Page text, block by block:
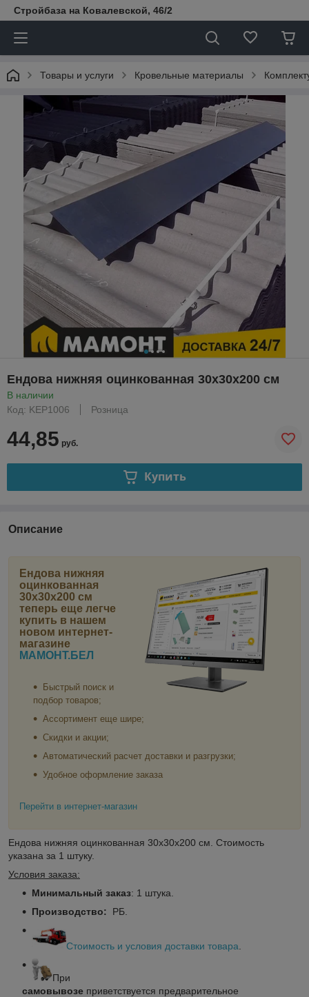
Стройбаза на Ковалевской, 46/2
Товары и услуги Кровельные материалы
Ендова нижняя оцинкованная 30x30x200 см
В наличии
Код: KEP1006
Розница
44,85 руб.
Купить
Описание
Ендова нижняя
оцинкованная
30x30x200 см
теперь еще легче
купить в нашем
новом интернет-
магазине
МАМОНТ.БЕЛ
Быстрый поиск и
подбор товаров;
Ассортимент еще шире;
Скидки и акции;
Автоматический расчет доставки и разгрузки;
Удобное оформление заказа
Перейти в интернет-магазин
Ендова нижняя оцинкованная 30х30х200 см. Стоимость
указана за 1 штуку.
Условия заказа:
Минимальный заказ: 1 штука.
Производство: РБ.
Стоимость и условия доставки товара
При
самовывозе приветствуется предварительное